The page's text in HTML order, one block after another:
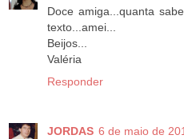
Doce amiga...quanta
texto...amei...
Beijos...
Valéria
Responder
JORDAS 6 de maio de